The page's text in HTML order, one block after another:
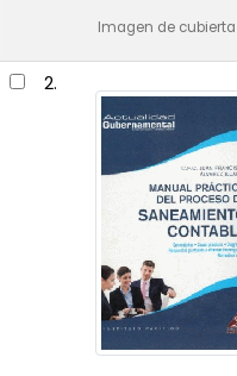
Imagen de
2.